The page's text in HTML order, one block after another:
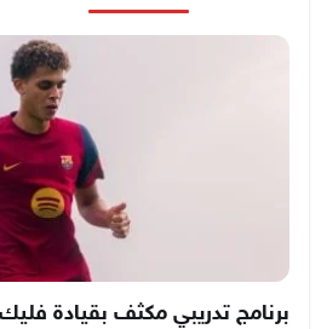
برنامج تدريبي مكثف بقيادة فليك